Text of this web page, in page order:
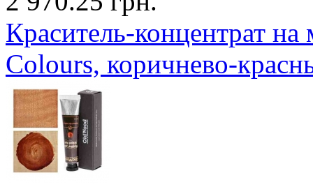
Краситель-концентрат
Colours, коричнево-